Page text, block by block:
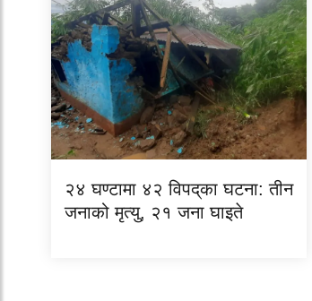
२४ घण्टामा ४२ विपद्‌का घटना: तीन
जनाको मृत्यु, २१ जना घाइते